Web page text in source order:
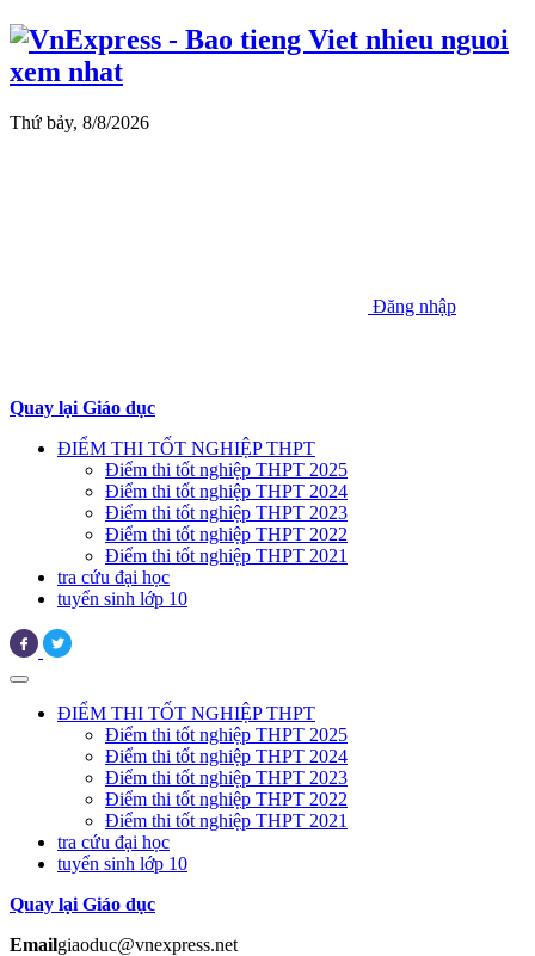
Thứ bảy, 8/8/2026
Đăng nhập
Quay lại Giáo dục
ĐIỂM THI TỐT NGHIỆP THPT
Điểm thi tốt nghiệp THPT 2025
Điểm thi tốt nghiệp THPT 2024
Điểm thi tốt nghiệp THPT 2023
Điểm thi tốt nghiệp THPT 2022
Điểm thi tốt nghiệp THPT 2021
tra cứu đại học
tuyển sinh lớp 10
ĐIỂM THI TỐT NGHIỆP THPT
Điểm thi tốt nghiệp THPT 2025
Điểm thi tốt nghiệp THPT 2024
Điểm thi tốt nghiệp THPT 2023
Điểm thi tốt nghiệp THPT 2022
Điểm thi tốt nghiệp THPT 2021
tra cứu đại học
tuyển sinh lớp 10
Quay lại Giáo dục
Emailgiaoduc@vnexpress.net